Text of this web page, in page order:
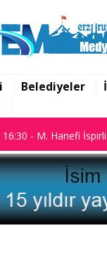
Belediyeler
16:06 - Görbil Özcan
16:30 - M. Hanefi
16:30 - M. Hanefi